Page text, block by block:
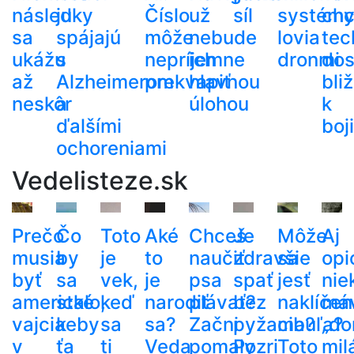
následky
sa
ukážu
až
neskôr
ju
spájajú
s
Alzheimerom
a
ďalšími
ochoreniami
Číslo
môže
nepríjemne
prekvapiť
už
nebude
ich
hlavnou
úlohou
síl
systémy
lovia
dronmi
k
Vedelisteze.sk
Prečo
musia
byť
americké
vajcia
v
Čo
by
sa
stalo,
keby
ťa
Toto
je
vek,
keď
sa
ti
Aké
to
je
narodiť
sa?
Veda
Chceš
naučiť
psa
plávať?
Začni
pomaly
Je
zdravšie
spať
bez
pyžama?
Pozri
Môže
sa
jesť
cibuľa?
Toto
Aj